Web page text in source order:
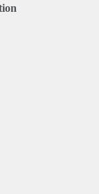
en warmte
en
informatie
RvE Wonen